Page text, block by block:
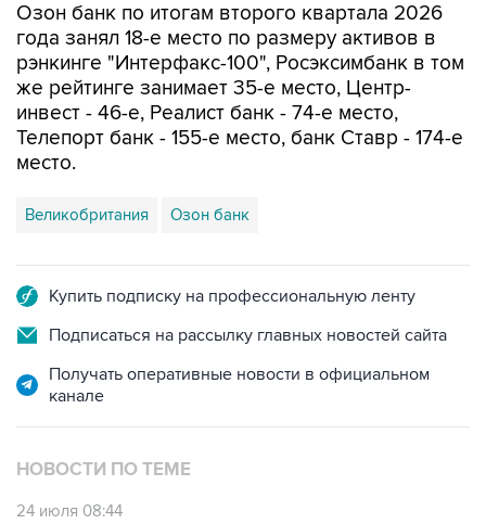
Озон банк по итогам второго квартала 2026
года занял 18-е место по размеру активов в
рэнкинге "Интерфакс-100", Росэксимбанк в том
же рейтинге занимает 35-е место, Центр-
инвест - 46-е, Реалист банк - 74-е место,
Телепорт банк - 155-е место, банк Ставр - 174-е
место.
Великобритания Озон банк
Купить подписку на профессиональную ленту
Подписаться на рассылку главных новостей сайта
Получать оперативные новости в официальном
канале
НОВОСТИ ПО ТЕМЕ
24 июля 08:44